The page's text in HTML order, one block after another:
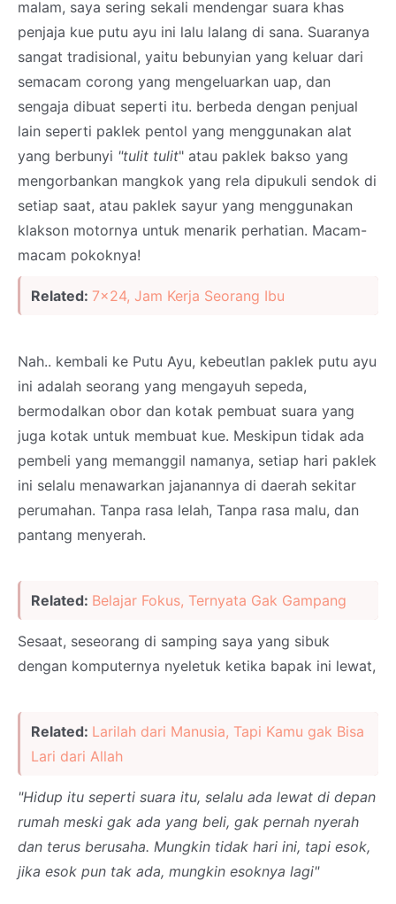
malam, saya sering sekali mendengar suara khas
penjaja kue putu ayu ini lalu lalang di sana. Suaranya
sangat tradisional, yaitu bebunyian yang keluar dari
semacam corong yang mengeluarkan uap, dan
sengaja dibuat seperti itu. berbeda dengan penjual
lain seperti paklek pentol yang menggunakan alat
yang berbunyi "tulit tulit" atau paklek bakso yang
mengorbankan mangkok yang rela dipukuli sendok di
setiap saat, atau paklek sayur yang menggunakan
klakson motornya untuk menarik perhatian. Macam-
macam pokoknya!
Related: 7x24, Jam Kerja Seorang Ibu
Nah.. kembali ke Putu Ayu, kebeutlan paklek putu ayu
ini adalah seorang yang mengayuh sepeda,
bermodalkan obor dan kotak pembuat suara yang
juga kotak untuk membuat kue. Meskipun tidak ada
pembeli yang memanggil namanya, setiap hari paklek
ini selalu menawarkan jajanannya di daerah sekitar
perumahan. Tanpa rasa lelah, Tanpa rasa malu, dan
pantang menyerah.
Related: Belajar Fokus, Ternyata Gak Gampang
Sesaat, seseorang di samping saya yang sibuk
dengan komputernya nyeletuk ketika bapak ini lewat,
Related: Larilah dari Manusia, Tapi Kamu gak Bisa
Lari dari Allah
"Hidup itu seperti suara itu, selalu ada lewat di depan
rumah meski gak ada yang beli, gak pernah nyerah
dan terus berusaha. Mungkin tidak hari ini, tapi esok,
jika esok pun tak ada, mungkin esoknya lagi"